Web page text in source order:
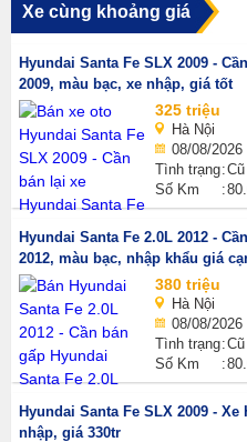
Xe cùng khoảng giá
Hyundai Santa Fe SLX 2009 -
2009, màu bạc, xe nhập, giá tốt
325 triệu
Hà Nội
08/08/2026
Tình trạng Cũ
Số Km
Hyundai Santa Fe 2.0L 2012 -
2012, màu bạc, nhập khẩu giá
380 triệu
Hà Nội
08/08/2026
Tình trạng Cũ
Số Km
Hyundai Santa Fe SLX 2009 -
nhập, giá 330tr